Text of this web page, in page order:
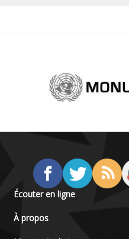
Écouter en ligne
À propos